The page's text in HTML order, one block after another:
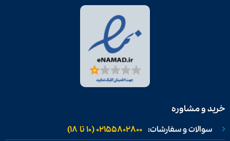
خرید و مشاوره
سوالات و سفارشات: 02155802800 (۱۰ تا ۱۸)